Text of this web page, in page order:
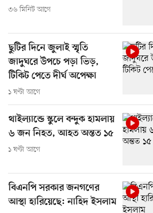
৩৬ মিনিট আগে
ছুটির দিনে জুলাই স্মৃতি
জাদুঘরে উপচে পড়া ভিড়,
টিকিট পেতে দীর্ঘ অপেক্ষা
১ ঘণ্টা আগে
থাইল্যান্ডে স্কুলে বন্দুক হামলায়
৬ জন নিহত, আহত অন্তত ১৫
১ ঘণ্টা আগে
বিএনপি সরকার জনগণের
আস্থা হারিয়েছে: নাহিদ ইসলাম